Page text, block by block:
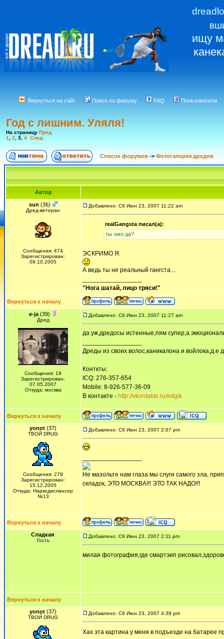
ищу
Вернуться на сайт Поиск по форуму FAQ Пользователи
Год с лишним. Уляля!
На страницу Пред.
1
2 3 4 След.
Список форумов -> Фотогалерея дредов
Автор
sun (36)
Дред-ветеран
Сообщения: 474
Зарегистрирован:
09.10.2005
Добавлено: Сб Июн 23, 2007 11:22 am
realGangsta писал(а):
ты эмо да?
ЭСКРИМО Я.
А ведь ты не реальный гангста....
"Нога шатай, лицо тряси!"
Вернуться к началу
e-ja (39)
Дред
Сообщения: 19
Зарегистрирован:
07.05.2007
Откуда: москва
Добавлено: Сб Июн 23, 2007 11:27 am
да уж,дредосы истенные,пям супер,а
Дреды из своих волос,каникалона и войлока,д.е
Конткты:
ICQ: 276-357-654
Mobile: 8-926-577-36-09
В контакте - http://vkontakte.ru/edgik
Вернуться к началу
yonot (37)
ТВОЙ DRUG
Сообщения: 279
Зарегистрирован:
15.12.2005
Откуда: Наркодиспансер
№13
Добавлено: Сб Июн 23, 2007 2:07 pm
Не мазольте нам глаза мы слуги самого зла,
складок, ЭТО МОСКВА!!! ЭТО ТАК НАДО!!!
Вернуться к началу
Сладкая
Гость
Добавлено: Сб Июн 23, 2007 2:11 pm
милая фотография,где смартэип
Вернуться к началу
yonot (37)
ТВОЙ DRUG
Добавлено: Сб Июн 23, 2007 4:39 pm
Хах эта картина у меня в подъезде на батарее